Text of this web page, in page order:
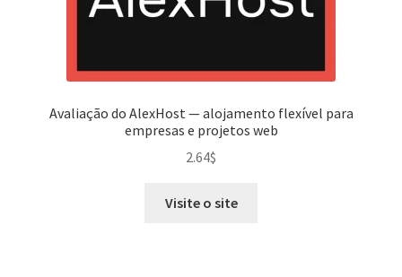
Avaliação do AlexHost — alojamento flexível para
empresas e projetos web
2.64$
Visite o site